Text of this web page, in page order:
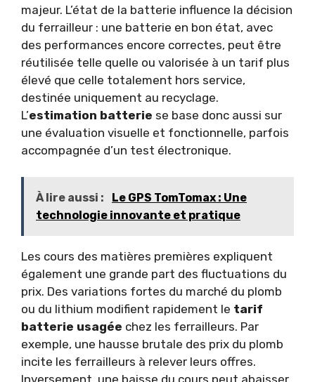
majeur. L’état de la batterie influence la décision
du ferrailleur : une batterie en bon état, avec
des performances encore correctes, peut être
réutilisée telle quelle ou valorisée à un tarif plus
élevé que celle totalement hors service,
destinée uniquement au recyclage.
L’estimation batterie se base donc aussi sur
une évaluation visuelle et fonctionnelle, parfois
accompagnée d’un test électronique.
À lire aussi :
Le GPS TomTomax : Une
technologie innovante et pratique
Les cours des matières premières expliquent
également une grande part des fluctuations du
prix. Des variations fortes du marché du plomb
ou du lithium modifient rapidement le tarif
batterie usagée chez les ferrailleurs. Par
exemple, une hausse brutale des prix du plomb
incite les ferrailleurs à relever leurs offres.